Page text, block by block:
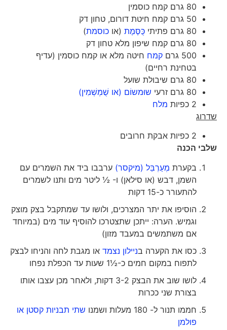
80 גרם קמח כוסמין
50 גרם קמח חיטת דורום, טחון דק
80 גרם פתיתי
כֻּסֶּמֶת(אוכוסמת)
80 גרם קמח שיפון מלא טחון דק
500 גרם
קמחחיטה מלא או קמח כוסמין (עדיף
בטחינת רחיים)
80 גרם שיבולת שועל
80 גרם זרעי
שוּמשוֹם (או שֻׁמְשְׁמִין)
2 כפיות
מלח
שדרוג
2 כפיות אבקת חרובים
שלבי הכנה
בקערתמְעַרְבֵּל (מיקסר)ערבבו ביד את השמרים עם
השמן, דבש (או סילאן) ו- ½ ליטר מים ותנו לשמרים
להתעורר כ-15 דקות
הוסיפו את יתר המצרכים, ולושו עד שמתקבל בצק מוצק
וגמיש. הערה: ייתכן שתצטרכו להוסיף עוד מים (במיוחד
אם משתמשים במעבד מזון)
כסו את הקערה בניילון נצמדאו מגבת לחה והניחו לבצק
לתפוח במקום חמים כ-½1 שעות עד הכפלת נפחו
לושו שוב את הבצק 3-2 דקות, ולאחר מכן עצבו אותו
בצורת שני ככרות
חממו תנור ל- 180 מעלות ושמנו
שתי תבניות קסטן או
פולמן